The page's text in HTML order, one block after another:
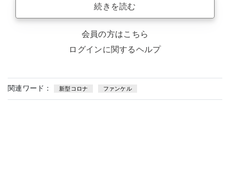
続きを読む
会員の方はこちら
ログインに関するヘルプ
関連ワード： 新型コロナ ファンケル